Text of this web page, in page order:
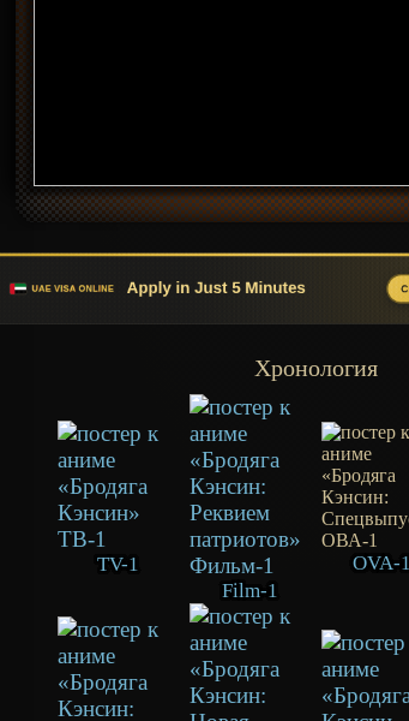
Хронология
TV-1
Film-1
OVA-1